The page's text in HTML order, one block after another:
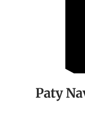
Paty